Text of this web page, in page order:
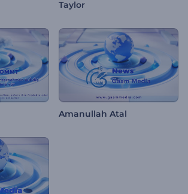
Taylor
Amanullah Atal